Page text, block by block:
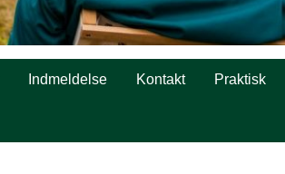
Indmeldelse Kontakt Praktisk